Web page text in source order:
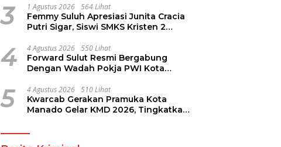
3 1 Agustus 2026 564 Lihat
Femmy Suluh Apresiasi Junita Cracia
Putri Sigar, Siswi SMKS Kristen 2
Dikmen Nasional 2026
4 4 Agustus 2026 550 Lihat
Forward Sulut Resmi Bergabung
Dengan Wadah Pokja PWI Kota
5 4 Agustus 2026 510 Lihat
Kwarcab Gerakan Pramuka Kota
Manado Gelar KMD 2026, Tingkatkan
Pramuka